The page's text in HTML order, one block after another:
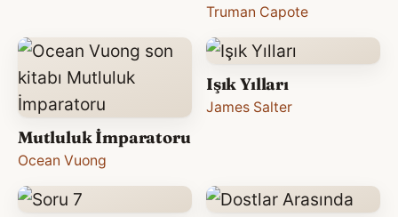
Truman Capote
Mutluluk İmparatoru
Ocean Vuong
Işık Yılları
James Salter